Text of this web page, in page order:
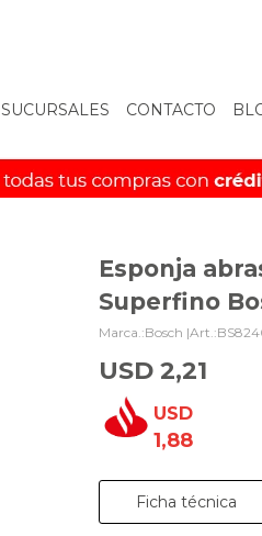
SUCURSALES CONTACTO
Esponja
Superfino
Bosch |
USD 2,21
USD
1,88
Ficha técnica